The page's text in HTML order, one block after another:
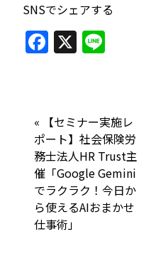
SNSでシェアする
F
a
e
b
o
o
k
X
«
【セミナー実施レ
ポート】社会保険労
務士法人HR Trust主
催「Google Gemini
でラクラク！今日か
ら使えるAIおまかせ
仕事術」